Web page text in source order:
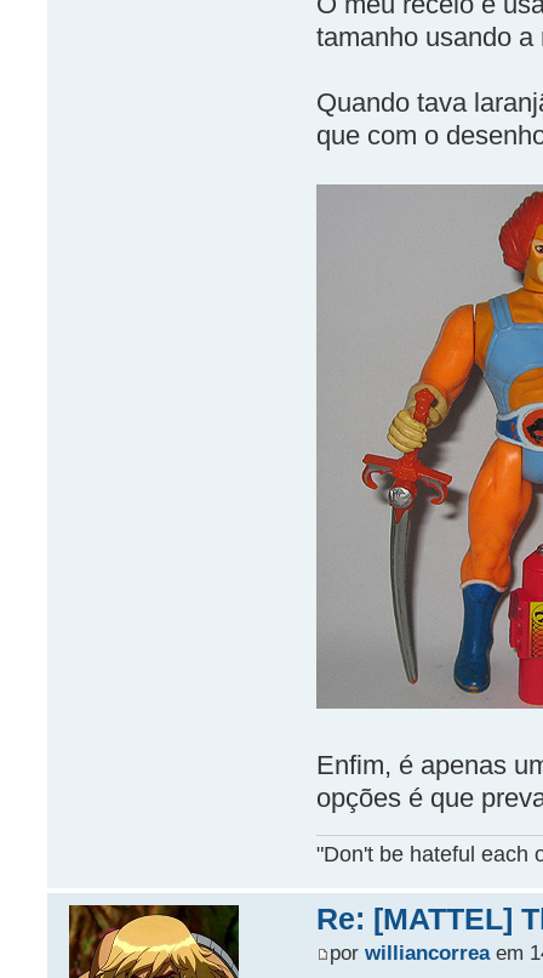
tamanho usando a
Quando tava
que com o
Enfim, é apenas
opções é que
"Don't be hateful each
Re: [MATTEL]
por williancorreaem